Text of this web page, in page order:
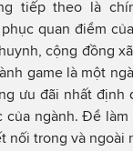
tiếp theo là
quan điểm
cộng đồng
game là một
ưu đãi nhất định
ngành. Để làm
nối trong và ngoài